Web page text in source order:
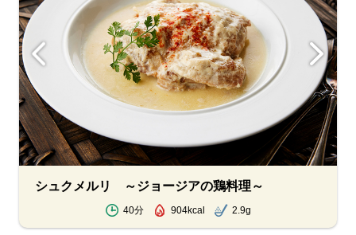
シュクメルリ ～ジョージアの鶏料理～
40分 904kcal 2.9g